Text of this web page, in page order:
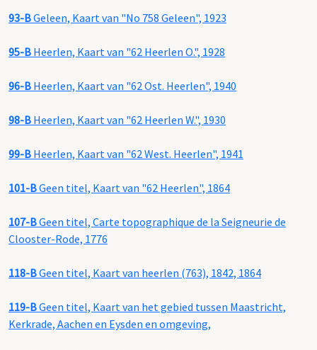
93-BGeleen, Kaart van "No 758 Geleen", 1923
95-B Heerlen, Kaart van "62 Heerlen O.", 1928
96-B Heerlen, Kaart van "62 Ost. Heerlen", 1940
98-B Heerlen, Kaart van "62 Heerlen W.", 1930
99-B Heerlen, Kaart van "62 West. Heerlen", 1941
101-BGeen titel, Kaart van "62 Heerlen", 1864
107-BGeen titel, Carte topographique de la Seigneurie de
Clooster-Rode, 1776
118-BGeen titel, Kaart van heerlen (763), 1842, 1864
119-BGeen titel, Kaart van het gebied tussen Maastricht,
Kerkrade, Aachen en Eysden en omgeving,